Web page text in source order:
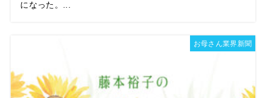
になった。...
お母さん業界新聞